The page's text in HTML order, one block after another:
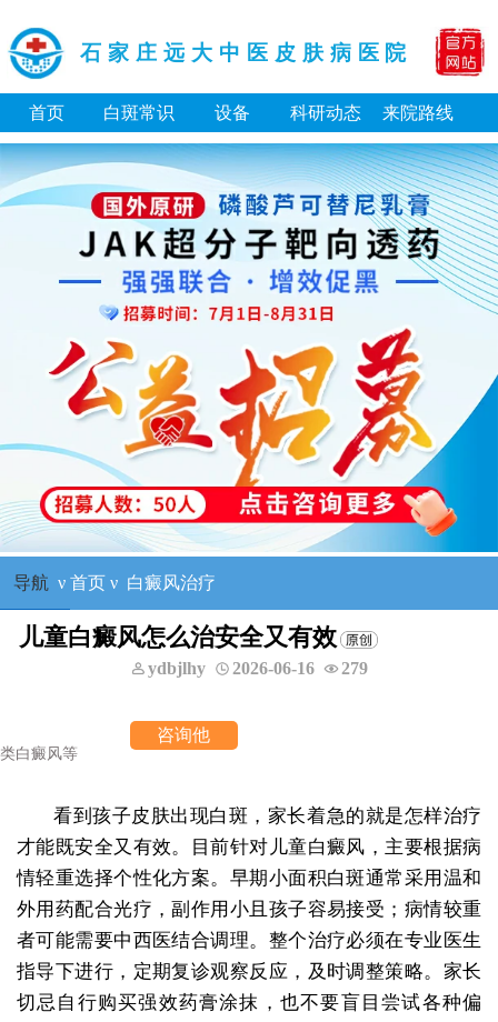
石家庄远大中医皮肤病医院
首页 白斑常识 设备 科研动态 来院路线
导航 ν 首页ν 白癜风治疗
儿童白癜风怎么治安全又有效
ydbjlhy 2026-06-16 279
看到孩子皮肤出现白斑，家长着急的就是怎样治疗
才能既安全又有效。目前针对儿童白癜风，主要根据病
情轻重选择个性化方案。早期小面积白斑通常采用温和
外用药配合光疗，副作用小且孩子容易接受；病情较重
者可能需要中西医结合调理。整个治疗必须在专业医生
指导下进行，定期复诊观察反应，及时调整策略。家长
切忌自行购买强效药膏涂抹，也不要盲目尝试各种偏